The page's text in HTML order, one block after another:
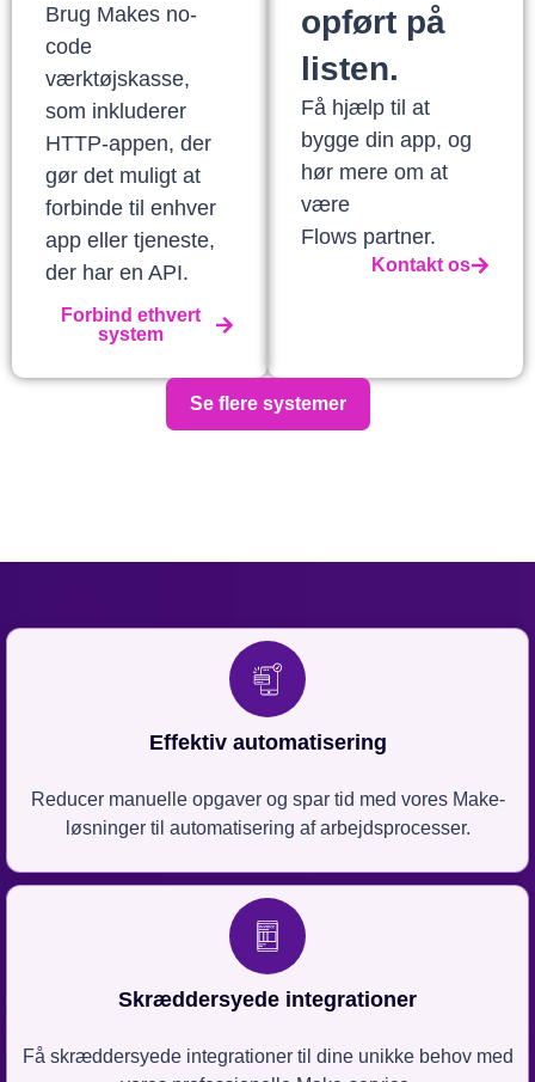
Brug Makes no-
code
værktøjskasse,
som inkluderer
HTTP-appen, der
gør det muligt at
forbinde til enhver
app eller tjeneste,
der har en API.
Forbind ethvert
system
opført på
listen.
Få hjælp til at
bygge din app, og
hør mere om at
være
Flows partner.
Kontakt os
Se flere systemer
Effektiv automatisering
Reducer manuelle opgaver og spar tid med vores Make-
løsninger til automatisering af arbejdsprocesser.
Skræddersyede integrationer
Få skræddersyede integrationer til dine unikke behov med